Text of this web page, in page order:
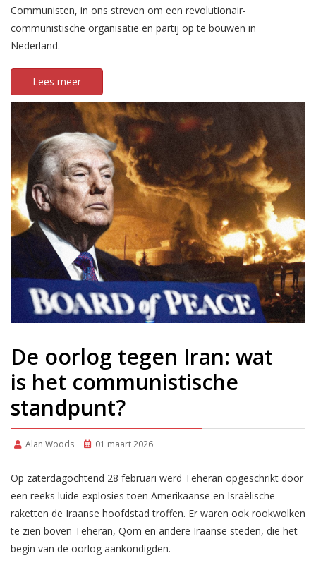
Communisten, in ons streven om een revolutionair-
communistische organisatie en partij op te bouwen in
Nederland.
Lees meer
De oorlog tegen Iran: wat
is het communistische
standpunt?
Alan Woods 01 maart 2026
Op zaterdagochtend 28 februari werd Teheran opgeschrikt door
een reeks luide explosies toen Amerikaanse en Israëlische
raketten de Iraanse hoofdstad troffen. Er waren ook rookwolken
te zien boven Teheran, Qom en andere Iraanse steden, die het
begin van de oorlog aankondigden.